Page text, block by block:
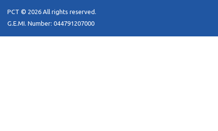
PCT © 2026 All rights reserved.
G.E.MI. Number: 044791207000